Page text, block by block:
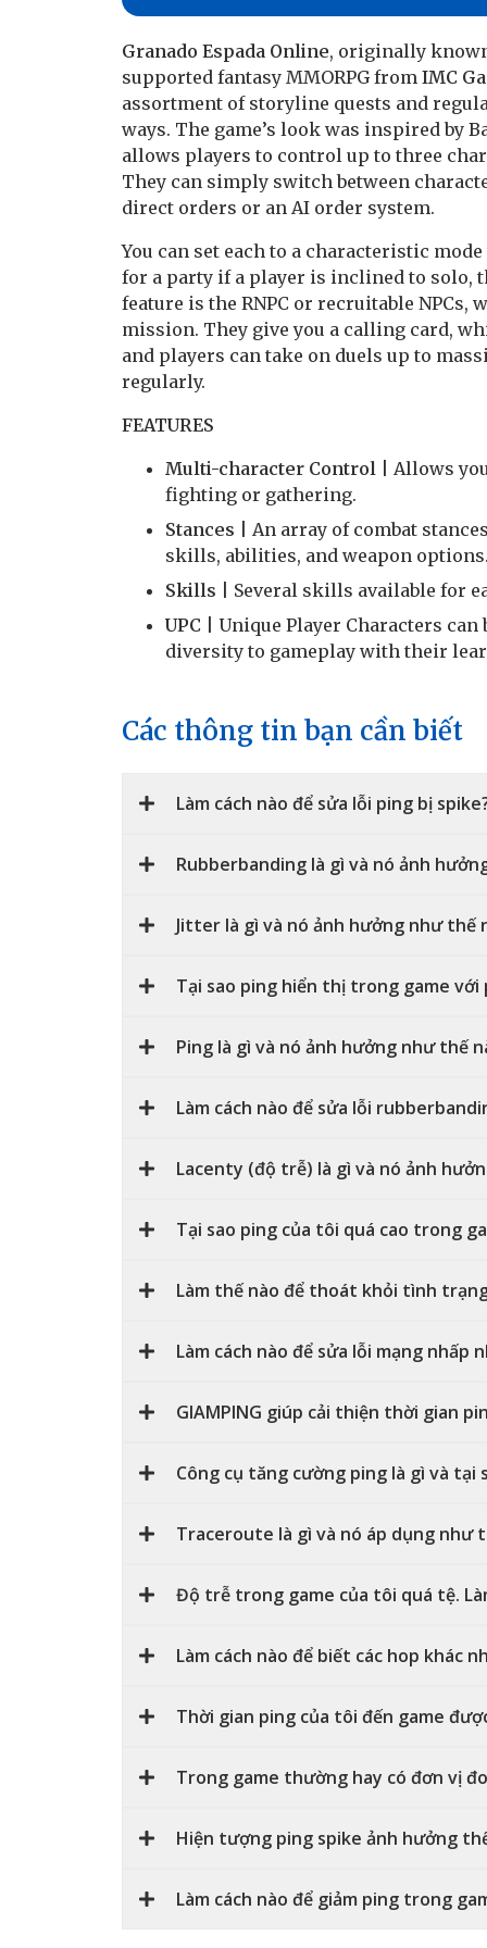
Granado Espada Online, originally
supported fantasy MMORPG from IMC
assortment of storyline quests and
ways. The game’s look was inspired by
allows players to control up to three
They can simply switch between
direct orders or an AI order system.
You can set each to a characteristic
for a party if a player is inclined to solo,
feature is the RNPC or recruitable
mission. They give you a calling card,
and players can take on duels up to
regularly.
FEATURES
Multi-character Control | Allows
fighting or gathering.
Stances | An array of combat
skills, abilities, and weapon
Skills | Several skills available for
UPC | Unique Player Characters
diversity to gameplay with their
Các thông tin bạn cần biết
Làm cách nào để sửa lỗi ping bị
Rubberbanding là gì và nó ảnh
Jitter là gì và nó ảnh hưởng như thế
Tại sao ping hiển thị trong game với
Ping là gì và nó ảnh hưởng như thế
Làm cách nào để sửa lỗi
Lacenty (độ trễ) là gì và nó ảnh
Tại sao ping của tôi quá cao trong
Làm thế nào để thoát khỏi tình
Làm cách nào để sửa lỗi mạng nhấp
GIAMPING giúp cải thiện thời gian
Công cụ tăng cường ping là gì và tại
Traceroute là gì và nó áp dụng như
Độ trễ trong game của tôi quá tệ.
Làm cách nào để biết các hop khác
Thời gian ping của tôi đến game
Trong game thường hay có đơn vị
Hiện tượng ping spike ảnh hưởng
Làm cách nào để giảm ping trong